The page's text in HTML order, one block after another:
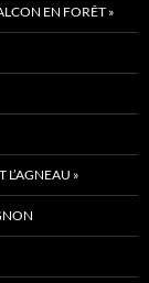
EN FORÊT »
L’AGNEAU »